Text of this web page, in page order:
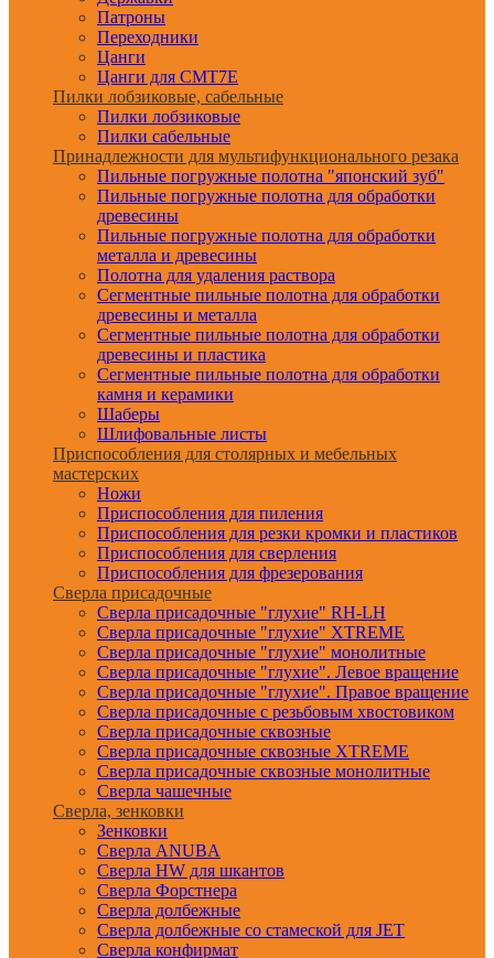
Патроны
Переходники
Цанги
Цанги для CMT7E
Пилки лобзиковые, сабельные
Пилки лобзиковые
Пилки сабельные
Принадлежности для мультифункционального резака
Пильные погружные полотна "японский зуб"
Пильные погружные полотна для обработки
древесины
Пильные погружные полотна для обработки
металла и древесины
Полотна для удаления раствора
Сегментные пильные полотна для обработки
древесины и металла
Сегментные пильные полотна для обработки
древесины и пластика
Сегментные пильные полотна для обработки
камня и керамики
Шаберы
Шлифовальные листы
Приспособления для столярных и мебельных
мастерских
Ножи
Приспособления для пиления
Приспособления для резки кромки и пластиков
Приспособления для сверления
Приспособления для фрезерования
Сверла присадочные
Сверла присадочные "глухие" RH-LH
Сверла присадочные "глухие" XTREME
Сверла присадочные "глухие" монолитные
Сверла присадочные "глухие". Левое вращение
Сверла присадочные "глухие". Правое вращение
Сверла присадочные с резьбовым хвостовиком
Сверла присадочные сквозные
Сверла присадочные сквозные XTREME
Сверла присадочные сквозные монолитные
Сверла чашечные
Сверла, зенковки
Зенковки
Сверла ANUBA
Сверла HW для шкантов
Сверла Форстнера
Сверла долбежные
Сверла долбежные со стамеской для JET
Сверла конфирмат